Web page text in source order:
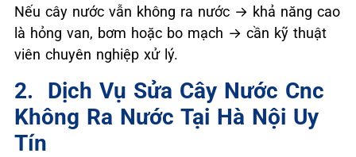
Nếu cây nước vẫn không ra nước → khả năng cao
là hỏng van, bơm hoặc bo mạch → cần kỹ thuật
viên chuyên nghiệp xử lý.
2. ️ Dịch Vụ Sửa Cây Nước Cnc
Không Ra Nước Tại Hà Nội Uy
Tín